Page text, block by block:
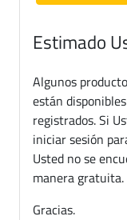
Estimado
Algunos
están
registrados. Si
iniciar sesión
Usted no se
manera gratuita.
Gracias.